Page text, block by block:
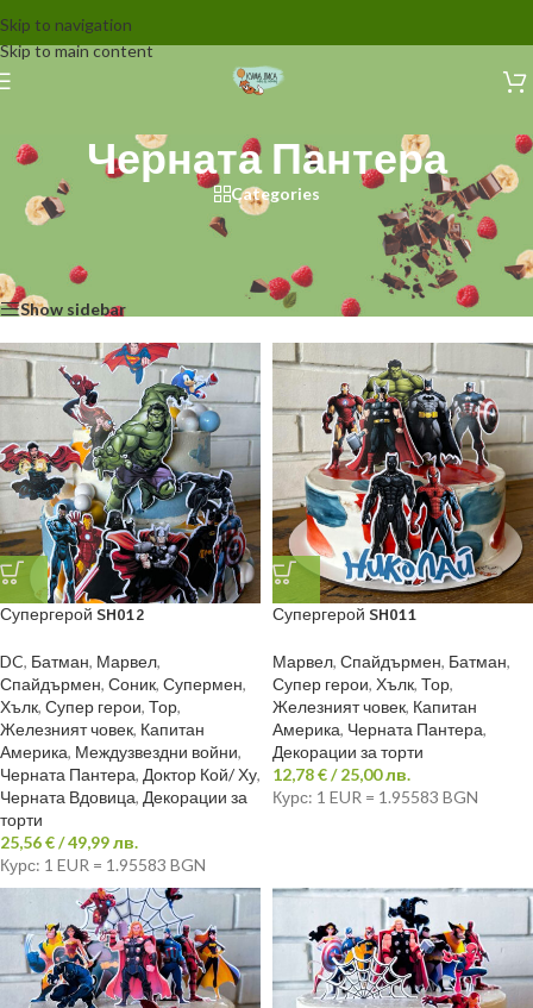
Skip to navigation
Skip to main content
Черната Пантера
Categories
Начало/Декорации за торти/Герои от екрана Супер герои/Марвел
Showing all 4 results
Show sidebar
Супергерой SH012
DC, Батман, Марвел,
Спайдърмен, Соник, Супермен,
Хълк, Супер герои, Тор,
Железният човек, Капитан
Америка, Междузвездни войни,
Черната Пантера, Доктор Кой/ Ху,
Черната Вдовица, Декорации за
торти
25,56€/ 49,99 лв.
Курс: 1 EUR = 1.95583 BGN
Супергерой SH011
Марвел, Спайдърмен, Батман,
Супер герои, Хълк, Тор,
Железният човек, Капитан
Америка, Черната Пантера,
Декорации за торти
12,78€/ 25,00 лв.
Курс: 1 EUR = 1.95583 BGN